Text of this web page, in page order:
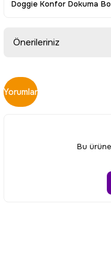
Doggie Konfor Dokuma
Önerileriniz
Bu ürünün fiyat bilgisi,
konularda yetersiz
kullanarak tarafımıza
Ürün resmi kalitesiz,
Ürün bilgilerinde
Yorumlar
Bu